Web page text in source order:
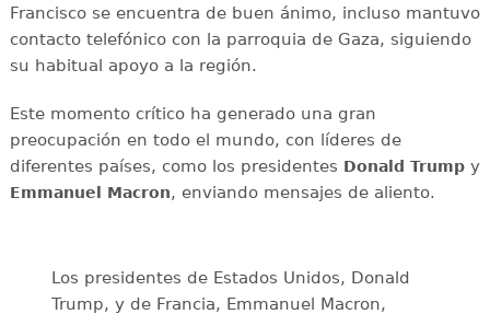
Francisco se encuentra de buen ánimo, incluso mantuvo
contacto telefónico con la parroquia de Gaza, siguiendo
su habitual apoyo a la región.
Este momento crítico ha generado una gran
preocupación en todo el mundo, con líderes de
diferentes países, como los presidentes Donald Trumpy
Emmanuel Macron, enviando mensajes de aliento.
Los presidentes de Estados Unidos, Donald
Trump, y de Francia, Emmanuel Macron,